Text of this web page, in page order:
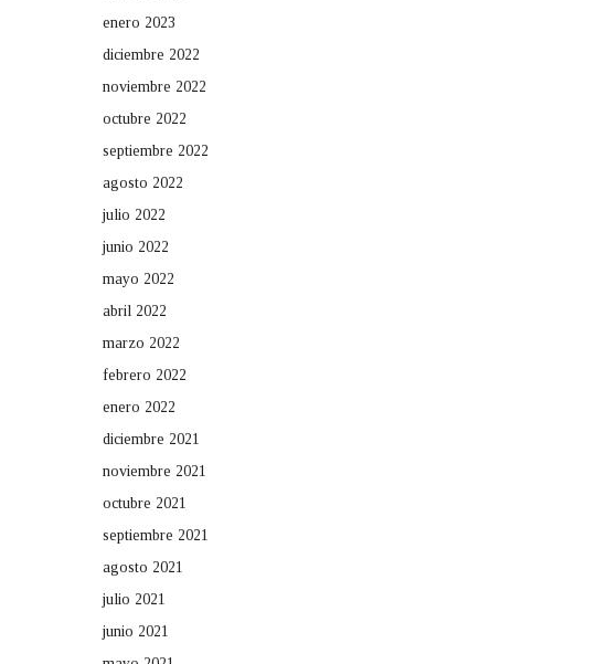
enero 2023
diciembre 2022
noviembre 2022
octubre 2022
septiembre 2022
agosto 2022
julio 2022
junio 2022
mayo 2022
abril 2022
marzo 2022
febrero 2022
enero 2022
diciembre 2021
noviembre 2021
octubre 2021
septiembre 2021
agosto 2021
julio 2021
junio 2021